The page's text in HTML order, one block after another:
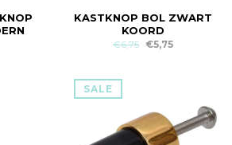
KASTKNOP BOL ZWART
KOORD
€6,75 €5,75
SALE